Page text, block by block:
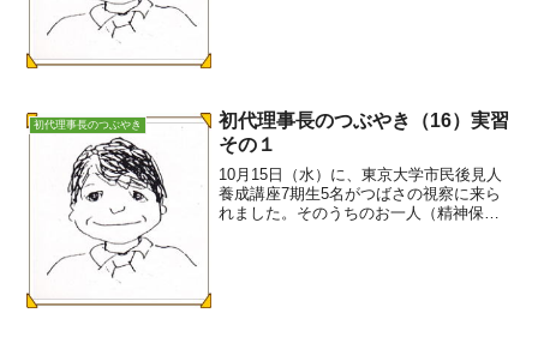
初代理事長のつぶやき
初代理事長のつぶやき（16）実習
その１
10月15日（水）に、東京大学市民後見人
養成講座7期生5名がつばさの視察に来ら
れました。そのうちのお一人（精神保健